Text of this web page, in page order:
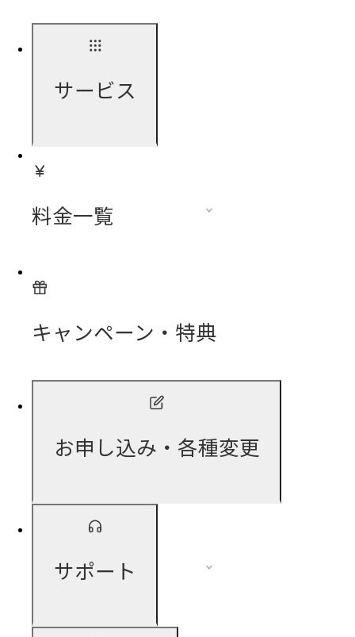
サービス
料金一覧
キャンペーン・特典
お申し込み・各種変更
サポート